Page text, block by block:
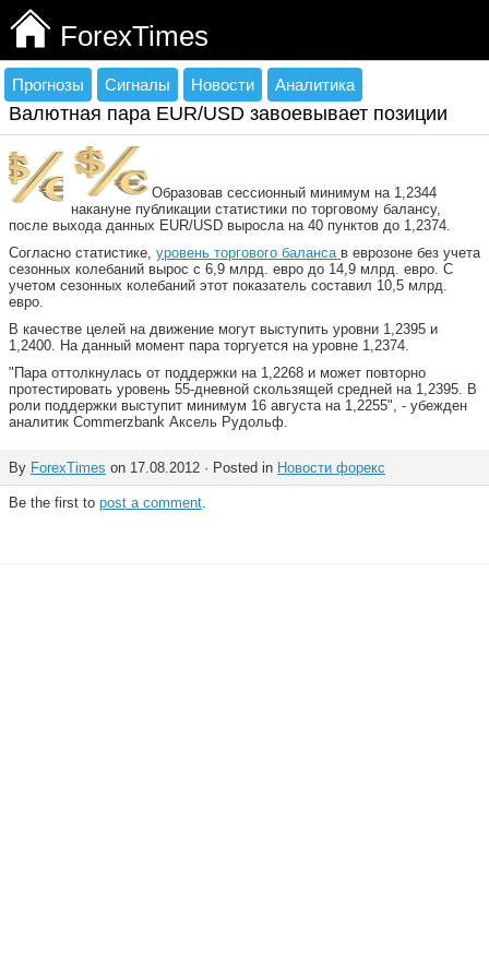
ForexTimes
Прогнозы Сигналы Новости Аналитика
Валютная пара EUR/USD завоевывает позиции
Образовав сессионный минимум на 1,2344
накануне публикации статистики по торговому балансу,
после выхода данных EUR/USD выросла на 40 пунктов до 1,2374.
Согласно статистике, уровень торгового баланса в еврозоне без учета
сезонных колебаний вырос с 6,9 млрд. евро до 14,9 млрд. евро. С
учетом сезонных колебаний этот показатель составил 10,5 млрд.
евро.
В качестве целей на движение могут выступить уровни 1,2395 и
1,2400. На данный момент пара торгуется на уровне 1,2374.
"Пара оттолкнулась от поддержки на 1,2268 и может повторно
протестировать уровень 55-дневной скользящей средней на 1,2395. В
роли поддержки выступит минимум 16 августа на 1,2255", - убежден
аналитик Commerzbank Аксель Рудольф.
By ForexTimes on 17.08.2012 · Posted in Новости форекс
Be the first to post a comment.